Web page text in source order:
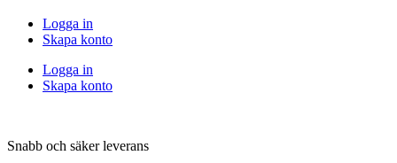
Logga in
Skapa konto
Logga in
Skapa konto
Snabb och säker leverans